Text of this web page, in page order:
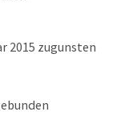
2015 zugunsten